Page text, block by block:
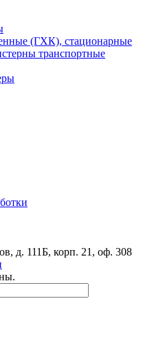
(ГХК), стационарные
транспортные
д. 111Б, корп. 21, оф. 308